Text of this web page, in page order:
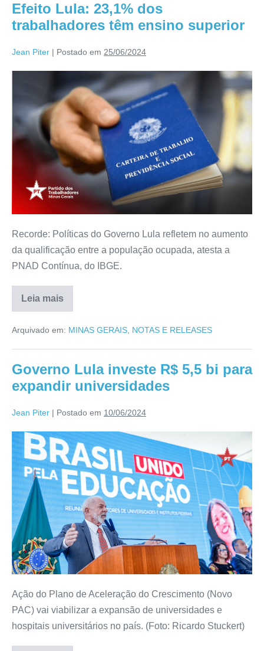
Efeito Lula: 23,1% dos
trabalhadores têm ensino superior
Jean Piter | Postado em 25/06/2024
Recorde: Políticas do Governo Lula refletem no aumento
da qualificação entre a população ocupada, atesta a
PNAD Contínua, do IBGE.
Leia mais
Arquivado em: MINAS GERAIS NOTAS E RELEASES
Governo Lula investe R$ 5,5 bi para
expandir universidades
Jean Piter | Postado em 10/06/2024
Ação do Plano de Aceleração do Crescimento (Novo
PAC) vai viabilizar a expansão de universidades e
hospitais universitários no país. (Foto: Ricardo Stuckert)